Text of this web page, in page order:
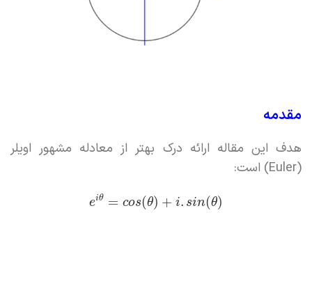
مقدمه
هدف این مقاله ارائه درک بهتر از معادله مشهور اویلر
(Euler) است:
eiθ = cos(θ) + i. sin(θ)